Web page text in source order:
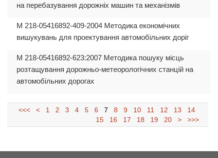
на перебазування дорожніх машин та механізмів
М 218-05416892-409-2004 Методика економічних
вишукувань для проектування автомобільних доріг
М 218-05416892-623:2007 Методика пошуку місць
розтащування дорожньо-метеорологічних станцій на
автомобільних дорогах
<<< < 1 2 3 4 5 6 7 8 9 10 11 12 13
14
15
16 17 18 19 20 > >>>